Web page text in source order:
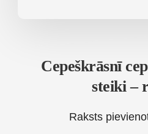
Cepeškrāsnī
steiki –
Raksts